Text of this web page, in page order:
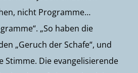
nicht Programme…
„So haben die
„Geruch der Schafe“, und
Stimme. Die evangelisierende